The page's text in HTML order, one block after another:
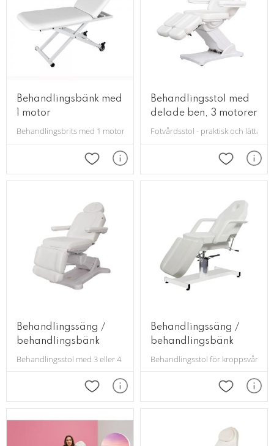
Behandlingsbänk med
1 motor
Behandlingsbrits med 1 motor och hjul
Lägg till i favoriter
Behandlingsstol med
delade ben, 3 motorer
Fotvårdsstol - praktisk och
Lägg till i
Behandlingssäng /
behandlingsbänk
Behandlingsstol med 3 eller 4 motorer och reset funktion. Lämpar sig
Lägg till i favoriter
Behandlingssäng /
behandlingsbänk
Behandlingsstol för kroppsvård.
Lägg till i